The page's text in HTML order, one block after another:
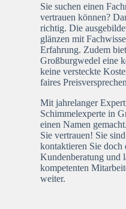
Sie suchen einen
vertrauen können?
richtig. Die
glänzen mit
Erfahrung. Zudem
Großburgwedel eine
keine versteckte
faires
Mit jahrelanger
Schimmelexperte in
einen Namen
Sie vertrauen! Sie
kontaktieren Sie doch
Kundenberatung und
kompetenten
weiter.